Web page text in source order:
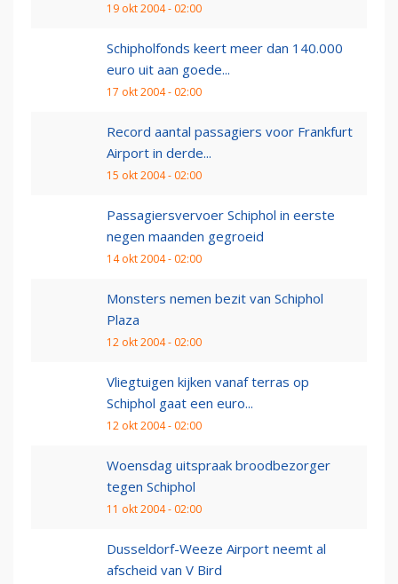
19 okt 2004 - 02:00
Schipholfonds keert meer dan 140.000
euro uit aan goede...
17 okt 2004 - 02:00
Record aantal passagiers voor Frankfurt
Airport in derde...
15 okt 2004 - 02:00
Passagiersvervoer Schiphol in eerste
negen maanden gegroeid
14 okt 2004 - 02:00
Monsters nemen bezit van Schiphol
Plaza
12 okt 2004 - 02:00
Vliegtuigen kijken vanaf terras op
Schiphol gaat een euro...
12 okt 2004 - 02:00
Woensdag uitspraak broodbezorger
tegen Schiphol
11 okt 2004 - 02:00
Dusseldorf-Weeze Airport neemt al
afscheid van V Bird